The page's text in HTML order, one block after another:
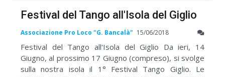
Festival del Tango all'Isola del Giglio
Associazione Pro Loco "G. Bancalà" 15/06/2018
Festival del Tango all'Isola del Giglio Da ieri, 14
Giugno, al prossimo 17 Giugno (compreso), si svolge
sulla nostra isola il 1° Festival Tango Giglio. Le